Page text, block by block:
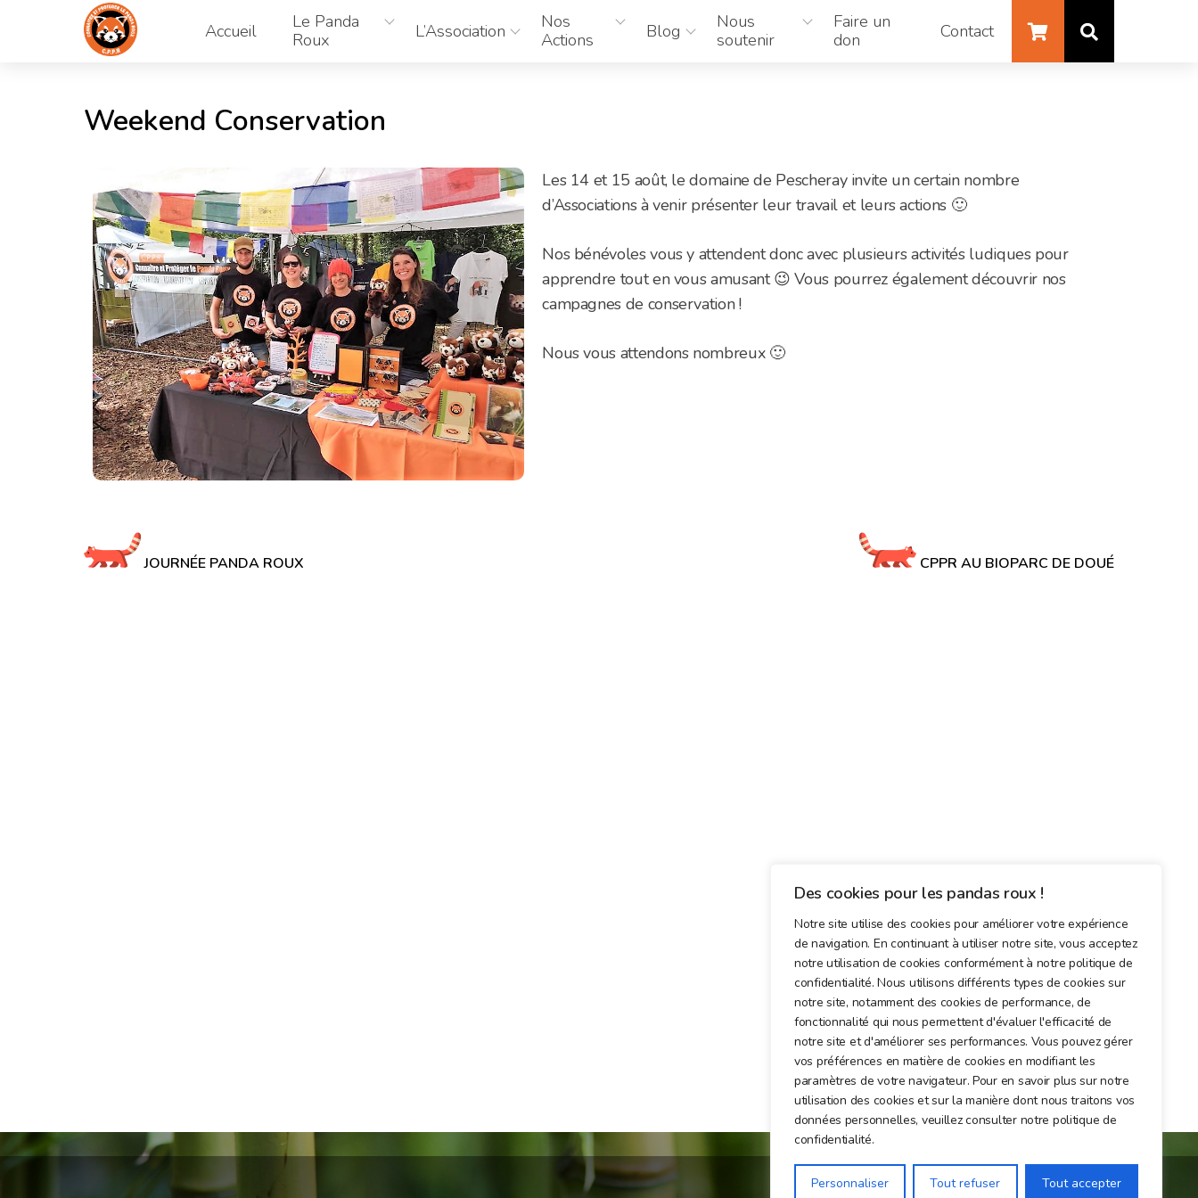
Des cookies pour les pandas roux !
Notre site utilise des cookies pour améliorer votre expérience
de navigation. En continuant à utiliser notre site, vous acceptez
notre utilisation de cookies conformément à notre politique de
confidentialité. Nous utilisons différents types de cookies sur
notre site, notamment des cookies de performance, de
fonctionnalité qui nous permettent d'évaluer l'efficacité de
notre site et d'améliorer ses performances. Vous pouvez gérer
vos préférences en matière de cookies en modifiant les
paramètres de votre navigateur. Pour en savoir plus sur notre
utilisation des cookies et sur la manière dont nous traitons vos
données personnelles, veuillez consulter notre politique de
confidentialité.
Personnaliser Tout refuser Tout accepter
Accueil
Le Panda
Roux
L’Association
Nos
Actions
Blog
Nous
soutenir
Faire un
don
Contact
Weekend Conservation
Les 14 et 15 août, le domaine de Pescheray invite un certain nombre
d’Associations à venir présenter leur travail et leurs actions 🙂
Nos bénévoles vous y attendent donc avec plusieurs activités ludiques pour
apprendre tout en vous amusant 😉 Vous pourrez également découvrir nos
campagnes de conservation !
Nous vous attendons nombreux 🙂
Navigation
de
JOURNÉE PANDA ROUX CPPR AU BIOPARC DE DOUÉ